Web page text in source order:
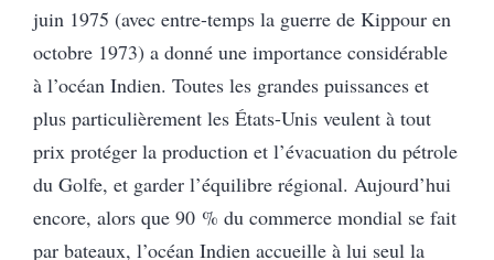
juin 1975 (avec entre-temps la guerre de Kippour en
octobre 1973) a donné une importance considérable
à l’océan Indien. Toutes les grandes puissances et
plus particulièrement les États-Unis veulent à tout
prix protéger la production et l’évacuation du pétrole
du Golfe, et garder l’équilibre régional. Aujourd’hui
encore, alors que 90 % du commerce mondial se fait
par bateaux, l’océan Indien accueille à lui seul la